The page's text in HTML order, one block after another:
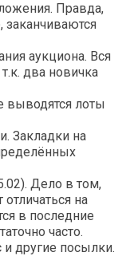
Правда,
заканчиваются
аукциона. Вся
два новичка
выводятся лоты
Закладки на
Дело в том,
на
в последние
часто.
и другие посылки.